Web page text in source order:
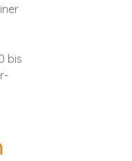
bis